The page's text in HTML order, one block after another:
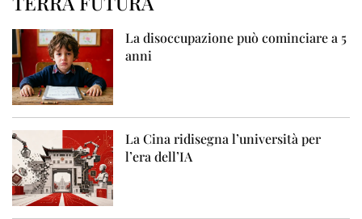
La disoccupazione può cominciare a 5
anni
La Cina ridisegna l’università per
l’era dell’IA